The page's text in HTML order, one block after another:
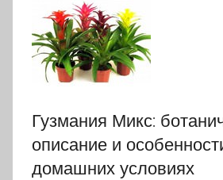
Гузмания Микс:
описание и
домашних условиях